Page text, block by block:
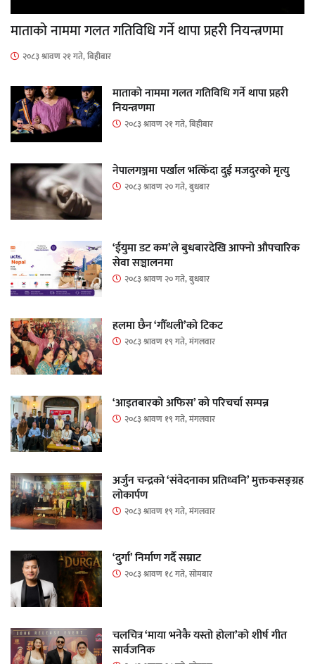
माताकाे नाममा गलत गतिविधि गर्ने थापा प्रहरी नियन्त्रणमा
२०८३ श्रावण २१ गते, बिहीबार
माताकाे नाममा गलत गतिविधि गर्ने थापा प्रहरी
नियन्त्रणमा
२०८३ श्रावण २१ गते, बिहीबार
नेपालगञ्जमा पर्खाल भत्किँदा दुई मजदुरको मृत्यु
२०८३ श्रावण २० गते, बुधबार
‘ईयुमा डट कम’ले बुधबारदेखि आफ्नो औपचारिक
सेवा सञ्चालनमा
२०८३ श्रावण २० गते, बुधबार
हलमा छैन ‘गौँथली’को टिकट
२०८३ श्रावण १९ गते, मंगलवार
‘आइतबारको अफिस’ को परिचर्चा सम्पन्न
२०८३ श्रावण १९ गते, मंगलवार
अर्जुन चन्द्रको ‘संवेदनाका प्रतिध्वनि’ मुक्तकसङ्ग्रह
लोकार्पण
२०८३ श्रावण १९ गते, मंगलवार
‘दुर्गा’ निर्माण गर्दै सम्राट
२०८३ श्रावण १८ गते, सोमबार
चलचित्र ‘माया भनेकै यस्तो होला’को शीर्ष गीत
सार्वजनिक